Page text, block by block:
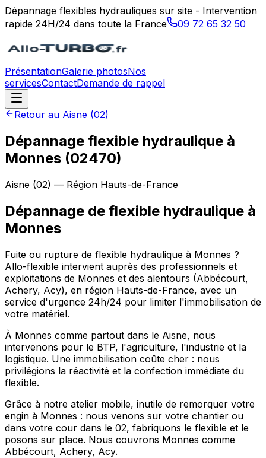
Dépannage flexibles hydrauliques sur site - Intervention
rapide 24H/24 dans toute la France
09 72 65 32 50
PrésentationGalerie photosNos
servicesContactDemande de rappel
Retour au Aisne (02)
Dépannage flexible hydraulique à
Monnes (02470)
Aisne (02) — Région Hauts-de-France
Dépannage de flexible hydraulique à
Monnes
Fuite ou rupture de flexible hydraulique à Monnes ?
Allo-flexible intervient auprès des professionnels et
exploitations de Monnes et des alentours (Abbécourt,
Achery, Acy), en région Hauts-de-France, avec un
service d'urgence 24h/24 pour limiter l'immobilisation de
votre matériel.
À Monnes comme partout dans le Aisne, nous
intervenons pour le BTP, l'agriculture, l'industrie et la
logistique. Une immobilisation coûte cher : nous
privilégions la réactivité et la confection immédiate du
flexible.
Grâce à notre atelier mobile, inutile de remorquer votre
engin à Monnes : nous venons sur votre chantier ou
dans votre cour dans le 02, fabriquons le flexible et le
posons sur place. Nous couvrons Monnes comme
Abbécourt, Achery, Acy.